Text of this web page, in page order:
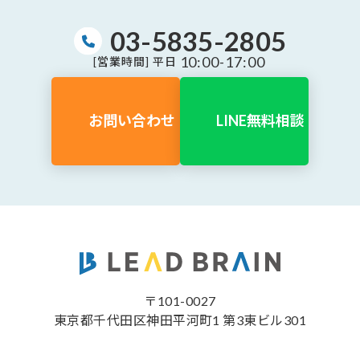
03-5835-2805
[営業時間] 平日 10:00-17:00
お問い合わせ LINE無料相談
〒101-0027
東京都千代田区神田平河町1 第3東ビル301